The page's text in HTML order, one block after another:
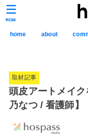
home about
MENU
取材記事
頭皮アートメイ
乃なつ / 看護師】